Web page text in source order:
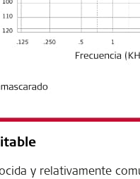
y relativamente